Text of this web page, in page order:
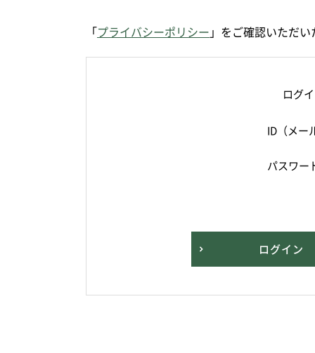
「プライバシーポリシー 」をご確認いただ
ログ
ID（メー
パスワー
ログイン